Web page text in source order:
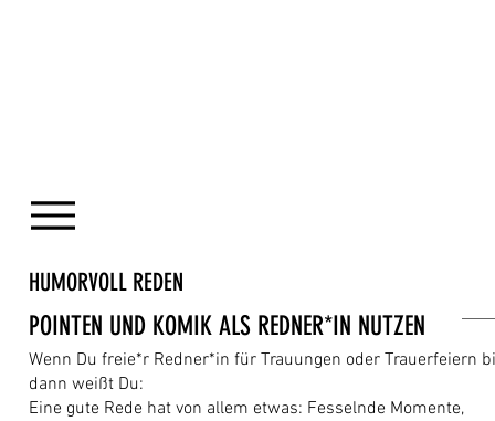
HUMORVOLL REDEN
Wenn Du freie*r Redner*in für Trauungen oder Trauerfeiern
dann weißt Du:
Eine gute Rede hat von allem etwas: Fesselnde Momente,
POINTEN UND KOMIK ALS REDNER*IN NUTZEN